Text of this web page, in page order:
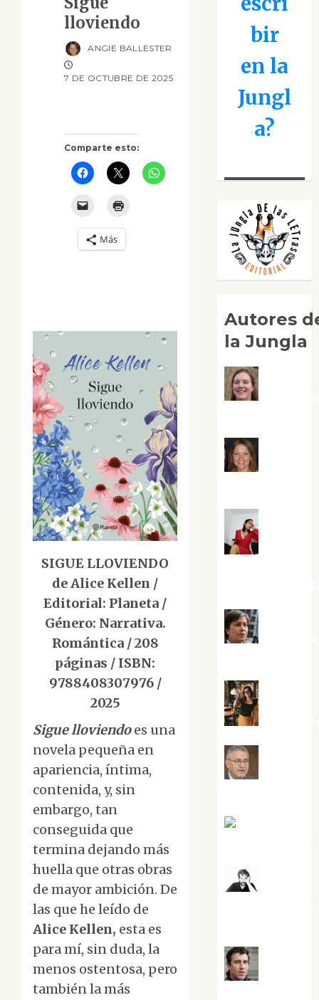
lloviendo
Comparte esto:
Más
ANGIE BALLESTER
7 DE OCTUBRE DE 2025
SIGUE LLOVIENDO
de Alice Kellen /
Editorial: Planeta /
Género: Narrativa.
Romántica / 208
páginas / ISBN:
9788408307976 /
2025
Sigue lloviendoes una
novela pequeña en
apariencia, íntima,
contenida, y, sin
embargo, tan
conseguida que
termina dejando más
huella que otras obras
de mayor ambición. De
las que he leído de
Alice Kellen, esta es
para mí, sin duda, la
menos ostentosa, pero
también la más
bir
en la
Jungl
a?
Autores
la Jungla